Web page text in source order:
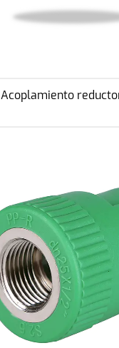
Acoplamiento